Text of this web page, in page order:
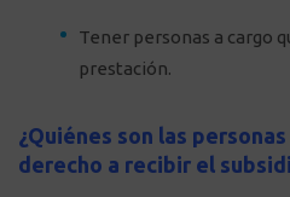
Tener personas a cargo
prestación.
¿Quiénes son las
derecho a recibir el